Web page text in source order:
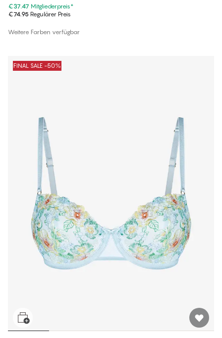
€37.47 Mitgliederpreis*
€74.95 Regulärer Preis
Weitere Farben verfügbar
FINAL SALE -50%